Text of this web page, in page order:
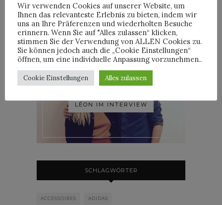
ROOSEVELT IM INTERVIEW
LÉON IM INTERVIEW
SCHLAGWÖRTER
ACCESSOIRES ADIDAS
Wir verwenden Cookies auf unserer Website, um
Ihnen das relevanteste Erlebnis zu bieten, indem wir
uns an Ihre Präferenzen und wiederholten Besuche
erinnern. Wenn Sie auf "Alles zulassen“ klicken,
stimmen Sie der Verwendung von ALLEN Cookies zu.
Sie können jedoch auch die „Cookie Einstellungen“
öffnen, um eine individuelle Anpassung vorzunehmen..
Cookie Einstellungen Alles zulassen